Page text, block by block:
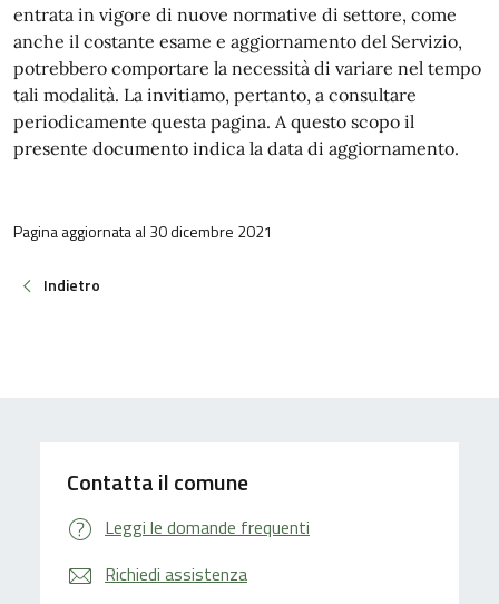
entrata in vigore di nuove normative di settore, come
anche il costante esame e aggiornamento del Servizio,
potrebbero comportare la necessità di variare nel tempo
tali modalità. La invitiamo, pertanto, a consultare
periodicamente questa pagina. A questo scopo il
presente documento indica la data di aggiornamento.
Pagina aggiornata al 30 dicembre 2021
Indietro
Contatta il comune
Leggi le domande frequenti
Richiedi assistenza